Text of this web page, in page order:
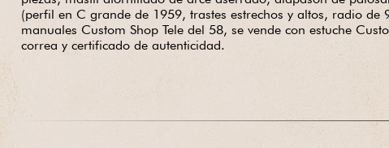
(perfil en C grande de 1959, trastes estrechos y altos, radio de
manuales Custom Shop Tele del 58, se vende con estuche
correa y certificado de autenticidad.